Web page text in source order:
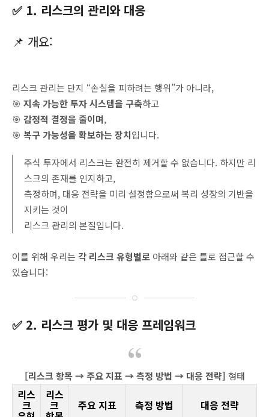
✅ 1. 리스크의 관리와 대응
📌 개요:
리스크 관리는 단지 “손실을 피하려는 행위”가 아니라,
🎯 지속 가능한 투자 시스템을 구축하고
🎯 감정적 결정을 줄이며,
🎯 복구 가능성을 확보하는 장치입니다.
주식 투자에서 리스크는 완전히 제거할 수 없습니다. 하지만 리
스크의 존재를 인지하고,
측정하며, 대응 전략을 미리 설정함으로써 복리 성장의 기반을
지키는 것이
리스크 관리의 본질입니다.
이를 위해 우리는 각 리스크 유형별로 아래와 같은 틀로 접근할 수
있습니다:
✅ 2. 리스크 평가 및 대응 프레임워크
[리스크 항목 → 주요 지표 → 측정 방법 → 대응 전략] 형태
리스
크
리스
크 주요 지표 측정 방법 대응 전략